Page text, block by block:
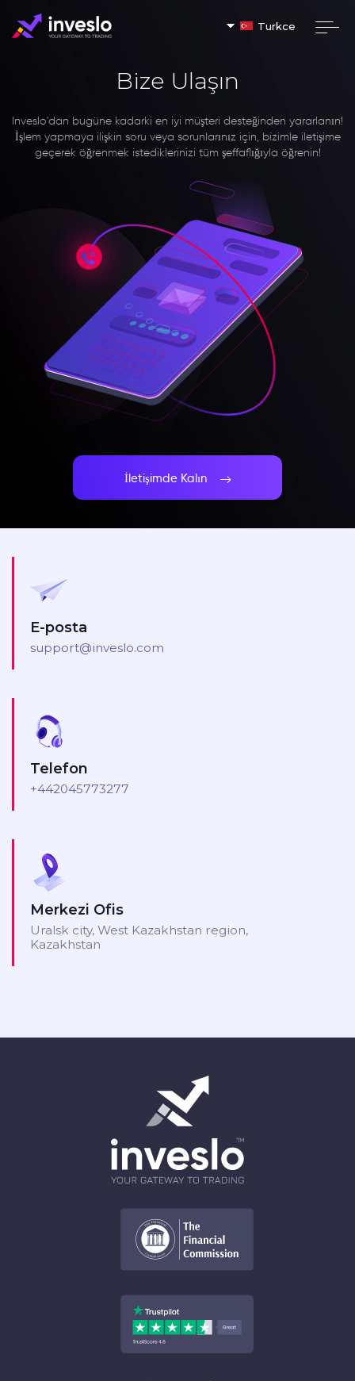
Turkce
Bize Ulaşın
Inveslo'dan bugüne kadarki en iyi müşteri desteğinden yararlanın!
İşlem yapmaya ilişkin soru veya sorunlarınız için, bizimle iletişime
geçerek öğrenmek istediklerinizi tüm şeffaflığıyla öğrenin!
İletişimde Kalın
E-posta
support@inveslo.com
Telefon
+442045773277
Merkezi Ofis
Uralsk city, West Kazakhstan region,
Kazakhstan